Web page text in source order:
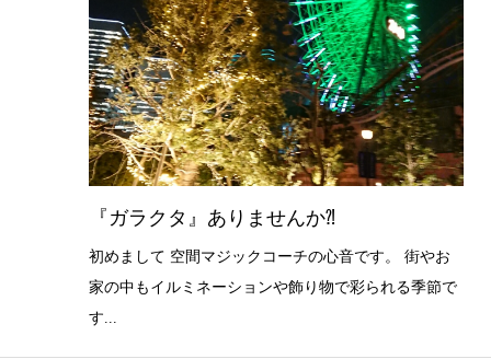
『ガラクタ』ありませんか⁈
初めまして 空間マジックコーチの心音です。 街やお
家の中もイルミネーションや飾り物で彩られる季節で
す...